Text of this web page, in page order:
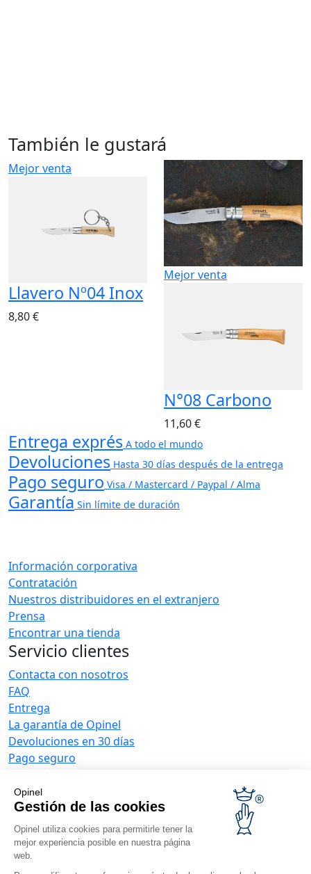
Opinel
Gestión de las cookies
Opinel utiliza cookies para permitirle tener la
mejor experiencia posible en nuestra página
web.
También le gustará
Mejor venta
Llavero Nº04 Inox
8,80 €
Mejor venta
N°08 Carbono
11,60 €
Entrega exprés A todo el mundo
Devoluciones Hasta 30 días después de la entrega
Pago seguro Visa / Mastercard / Paypal / Alma
Garantía Sin límite de duración
Información corporativa
Contratación
Nuestros distribuidores en el extranjero
Prensa
Encontrar una tienda
Servicio clientes
Contacta con nosotros
FAQ
Entrega
La garantía de Opinel
Devoluciones en 30 días
Pago seguro
Condiciones generales de venta
Ofertas para empresas
Regalos de empresa
Restauradores
Noticias Opinel